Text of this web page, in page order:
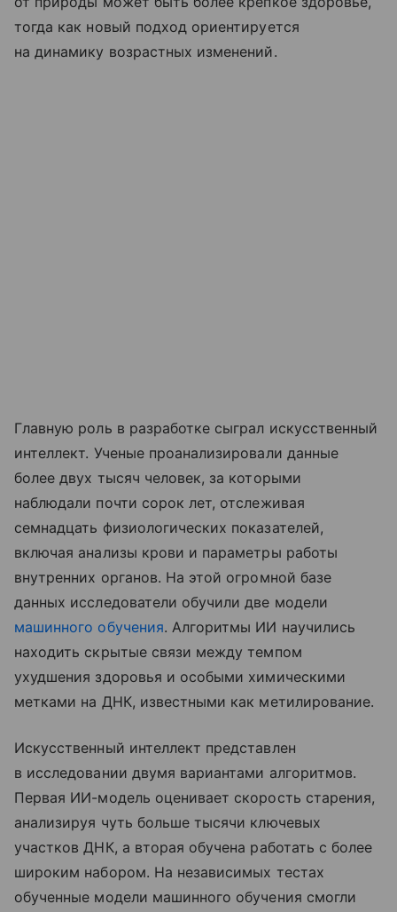
тогда как новый подход ориентируется
на динамику возрастных изменений.
Главную роль в разработке сыграл искусственный
интеллект. Ученые проанализировали данные
более двух тысяч человек, за которыми
наблюдали почти сорок лет, отслеживая
семнадцать физиологических показателей,
включая анализы крови и параметры работы
внутренних органов. На этой огромной базе
данных исследователи обучили две модели
машинного обучения. Алгоритмы ИИ научились
находить скрытые связи между темпом
ухудшения здоровья и особыми химическими
метками на ДНК, известными как метилирование.
Искусственный интеллект представлен
в исследовании двумя вариантами алгоритмов.
Первая ИИ-модель оценивает скорость старения,
анализируя чуть больше тысячи ключевых
участков ДНК, а вторая обучена работать с более
широким набором. На независимых тестах
обученные модели машинного обучения смогли